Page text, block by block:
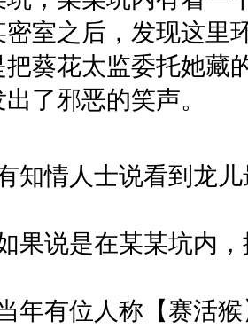
室之后，发现这里
葵花太监委托她藏
了邪恶的笑声。
知情人士说看到龙
果说是在某某坑内
年有位人称【赛活